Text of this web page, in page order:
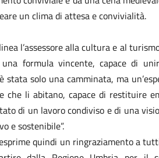
un clima di attesa e convivialità.
l’assessore alla cultura e al
formula vincente, capace di
solo una camminata, ma
li abitano, capace di restituire
di un lavoro condiviso e di una
e sostenibile”.
quindi un ringraziamento a